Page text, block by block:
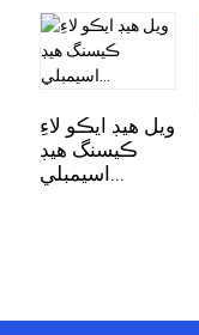
ويل هيڊ ايڪو لاءِ
ڪيسنگ هيڊ
اسيمبلي...